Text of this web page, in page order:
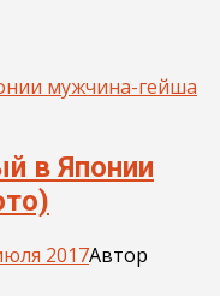
в Японии
2017Автор